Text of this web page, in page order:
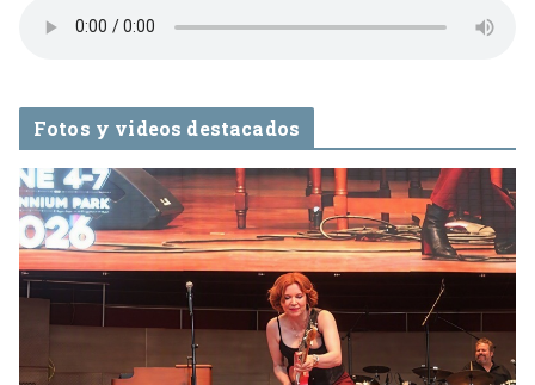
Fotos y videos destacados